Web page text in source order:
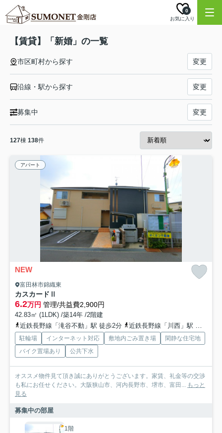
お気に入り
0
【賃貸】「新婚」の一覧
市区町村から探す 変更
沿線・駅から探す 変更
募集中 変更
127棟 138件
アパート
NEW
富田林市錦織東
カスカードⅡ
6.2万円 管理/共益費2,900円
42.83㎡ (1LDK) /築14年 /2階建
近鉄長野線「滝谷不動」駅 徒歩2分
近鉄長野線「川西」駅 徒歩20分
駐輪場 インターネット対応 敷地内ごみ置き場
閑静な住宅地
バイク置場あり
公共下水
オススメ物件見て頂き誠にありがとうございます。家賃、礼金等の交渉
も私にお任せください。大阪狭山市、河内長野市、堺市、富田... もっと
見る
募集中の部屋
1階